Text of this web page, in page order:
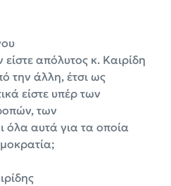
είστε απόλυτος κ. Καιρίδη
την άλλη, έτσι ως
είστε υπέρ των
των
αυτά για τα οποία